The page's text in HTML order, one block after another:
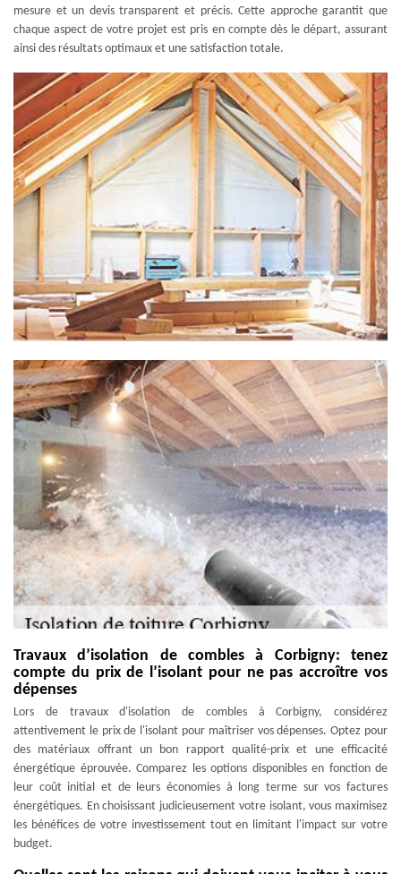
mesure et un devis transparent et précis. Cette approche garantit que
chaque aspect de votre projet est pris en compte dès le départ, assurant
ainsi des résultats optimaux et une satisfaction totale.
Travaux d’isolation de combles à Corbigny: tenez
compte du prix de l’isolant pour ne pas accroître vos
dépenses
Lors de travaux d'isolation de combles à Corbigny, considérez
attentivement le prix de l'isolant pour maîtriser vos dépenses. Optez pour
des matériaux offrant un bon rapport qualité-prix et une efficacité
énergétique éprouvée. Comparez les options disponibles en fonction de
leur coût initial et de leurs économies à long terme sur vos factures
énergétiques. En choisissant judicieusement votre isolant, vous maximisez
les bénéfices de votre investissement tout en limitant l'impact sur votre
budget.